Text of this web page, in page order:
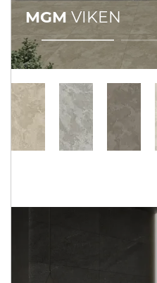
MGM VIKEN